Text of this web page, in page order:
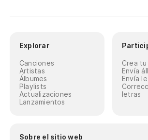
Explorar
Canciones
Artistas
Álbumes
Playlists
Actualizaciones
Lanzamientos
Crea
Envía
Envía
letras
Sobre el sitio web